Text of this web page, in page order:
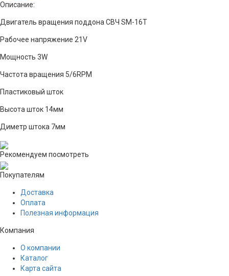
Описание:
Двигатель вращения поддона СВЧ SM-16Т
Рабочее напряжение 21V
Мощность 3W
Частота вращения 5/6RPM
Пластиковый шток
Высота шток 14мм
Диметр штока 7мм
Рекомендуем посмотреть
Покупателям
Доставка
Оплата
Полезная информация
Компания
О компании
Каталог
Карта сайта